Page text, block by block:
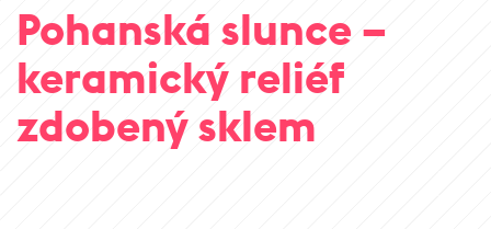
Pohanská slunce –
keramický reliéf
zdobený sklem